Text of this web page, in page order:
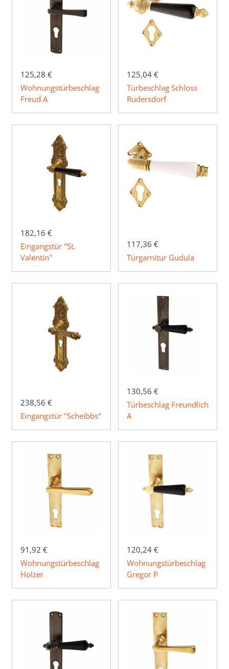
125,28 €
Wohnungstürbeschlag
Freud A
125,04 €
Türbeschlag Schloss
Rudersdorf
182,16 €
Eingangstür "St.
Valentin"
117,36 €
Türgarnitur Gudula
238,56 €
Eingangstür "Scheibbs"
130,56 €
Türbeschlag Freundlich
A
91,92 €
Wohnungstürbeschlag
Holzer
120,24 €
Wohnungstürbeschlag
Gregor P